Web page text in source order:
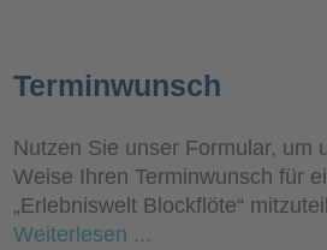
Terminwunsch
Nutzen Sie unser Formular, um
Weise Ihren Terminwunsch für
„Erlebniswelt Blockflöte“
Weiterlesen ...